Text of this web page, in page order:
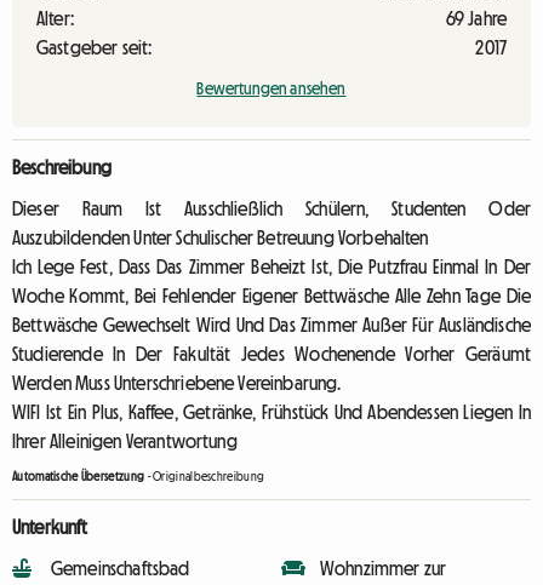
Alter:
69 Jahre
Gastgeber seit:
2017
Bewertungen ansehen
Beschreibung
Dieser Raum Ist Ausschließlich Schülern, Studenten Oder
Auszubildenden Unter Schulischer Betreuung Vorbehalten
Ich Lege Fest, Dass Das Zimmer Beheizt Ist, Die Putzfrau Einmal In Der
Woche Kommt, Bei Fehlender Eigener Bettwäsche Alle Zehn Tage Die
Bettwäsche Gewechselt Wird Und Das Zimmer Außer Für Ausländische
Studierende In Der Fakultät Jedes Wochenende Vorher Geräumt
Werden Muss Unterschriebene Vereinbarung.
WIFI Ist Ein Plus, Kaffee, Getränke, Frühstück Und Abendessen Liegen In
Ihrer Alleinigen Verantwortung
Automatische Übersetzung -Originalbeschreibung
Unterkunft
Gemeinschaftsbad
Wohnzimmer zur